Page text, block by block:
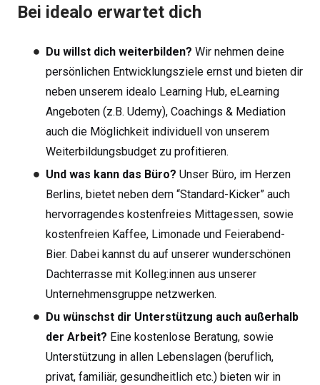
Bei idealo erwartet dich
Du willst dich weiterbilden? Wir nehmen deine
persönlichen Entwicklungsziele ernst und bieten dir
neben unserem idealo Learning Hub, eLearning
Angeboten (z.B. Udemy), Coachings & Mediation
auch die Möglichkeit individuell von unserem
Weiterbildungsbudget zu profitieren.
Und was kann das Büro? Unser Büro, im Herzen
Berlins, bietet neben dem “Standard-Kicker” auch
hervorragendes kostenfreies Mittagessen, sowie
kostenfreien Kaffee, Limonade und Feierabend-
Bier. Dabei kannst du auf unserer wunderschönen
Dachterrasse mit Kolleg:innen aus unserer
Unternehmensgruppe netzwerken.
Du wünschst dir Unterstützung auch außerhalb
der Arbeit? Eine kostenlose Beratung, sowie
Unterstützung in allen Lebenslagen (beruflich,
privat, familiär, gesundheitlich etc.) bieten wir in